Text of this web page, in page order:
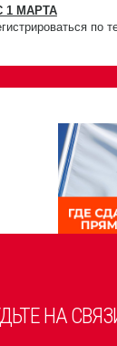
1 МАРТА
по
НА